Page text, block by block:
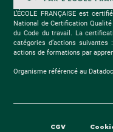
L’ÉCOLE FRANÇAISE est
National de Certification
du Code du travail. La
catégories d’actions
actions de formations par
Organisme référencé au
CGV